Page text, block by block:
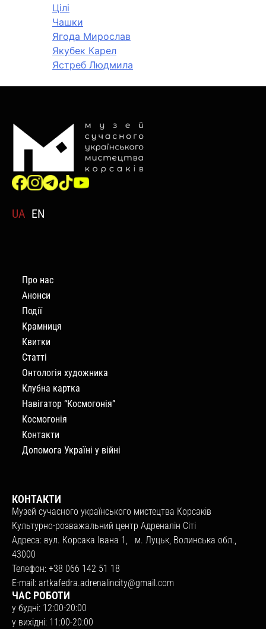
Цілі
Чашки
Ягода Мирослав
Якубек Карел
Ястреб Людмила
UA EN
Про нас
Анонси
Події
Крамниця
Квитки
Статті
Онтологія художника
Клубна картка
Навігатор “Космогонія”
Космогонія
Контакти
Допомога Україні у війні
КОНТАКТИ
Музей сучасного українського мистецтва Корсаків
Культурно-розважальний центр Адреналін Сіті
Адреса: вул. Корсака Івана 1, м. Луцьк, Волинська обл.,
43000
Телефон: +38 066 142 51 18
E-mail: artkafedra.adrenalincity@gmail.com
ЧАС РОБОТИ
у будні: 12:00-20:00
у вихідні: 11:00-20:00